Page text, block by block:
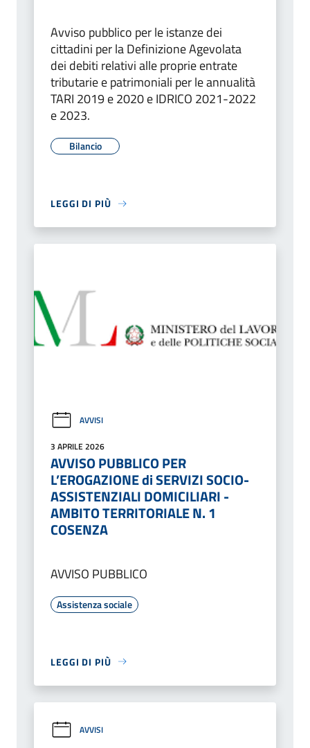
Avviso pubblico per le istanze dei
cittadini per la Definizione Agevolata
dei debiti relativi alle proprie entrate
tributarie e patrimoniali per le annualità
TARI 2019 e 2020 e IDRICO 2021-2022
e 2023.
Bilancio
LEGGI DI PIÙ
AVVISI
3 APRILE 2026
AVVISO PUBBLICO PER
L’EROGAZIONE di SERVIZI SOCIO-
ASSISTENZIALI DOMICILIARI -
AMBITO TERRITORIALE N. 1
COSENZA
AVVISO PUBBLICO
Assistenza sociale
LEGGI DI PIÙ
AVVISI